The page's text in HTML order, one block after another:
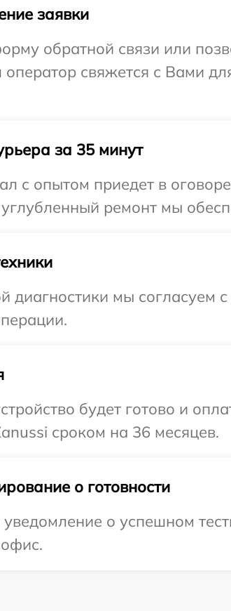
заявки
обратной связи или
свяжется с Вами
за 35 минут
с опытом приедет в
углубленный ремонт мы
диагностики мы согласуем
будет готово и
сроком на 36 месяцев.
о готовности
о успешном